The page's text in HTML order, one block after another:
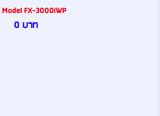
Model FX-3000iWP
0 บาท